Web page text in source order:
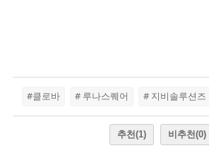
#클로바 # 루나스퀘어 # 지비솔루션즈
추천(1) 비추천(0)